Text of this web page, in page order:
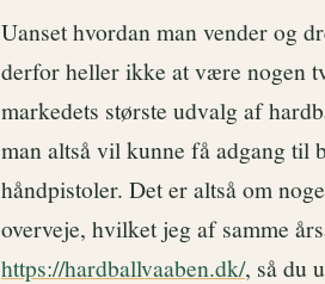
Uanset hvordan man vender og
derfor heller ikke at være nogen
markedets største udvalg af
man altså vil kunne få adgang
håndpistoler. Det er altså om
overveje, hvilket jeg af samme
https://hardballvaaben.dk/, så du